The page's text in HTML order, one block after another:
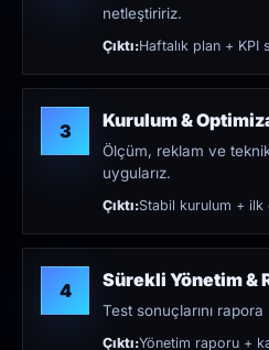
netleştiririz.
Çıktı:Haftalık plan + KPI
3 Kurulum &
Ölçüm, reklam ve
uygularız.
Çıktı:Stabil kurulum +
4 Sürekli Yönetim &
Test sonuçlarını
Çıktı:Yönetim raporu +